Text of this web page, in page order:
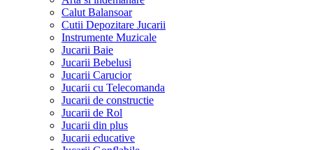
Calut Balansoar
Cutii Depozitare Jucarii
Instrumente Muzicale
Jucarii Baie
Jucarii Bebelusi
Jucarii Carucior
Jucarii cu Telecomanda
Jucarii de constructie
Jucarii de Rol
Jucarii din plus
Jucarii educative